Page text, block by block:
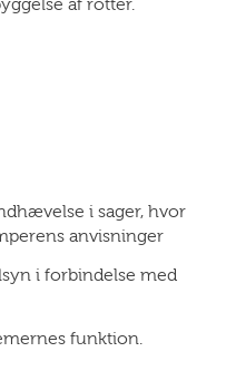
i sager, hvor
anvisninger
i forbindelse med
funktion.